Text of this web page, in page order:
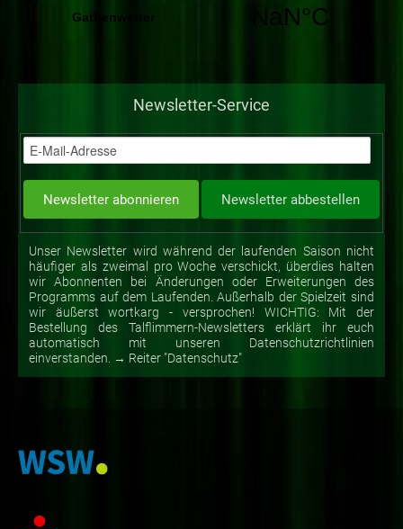
Newsletter-Service
Unser Newsletter wird während der laufenden Saison nicht
häufiger als zweimal pro Woche verschickt, überdies halten
wir Abonnenten bei Änderungen oder Erweiterungen des
Programms auf dem Laufenden. Außerhalb der Spielzeit sind
wir äußerst wortkarg - versprochen! WICHTIG: Mit der
Bestellung des Talflimmern-Newsletters erklärt ihr euch
automatisch mit unseren Datenschutzrichtlinien
einverstanden. → Reiter "Datenschutz"